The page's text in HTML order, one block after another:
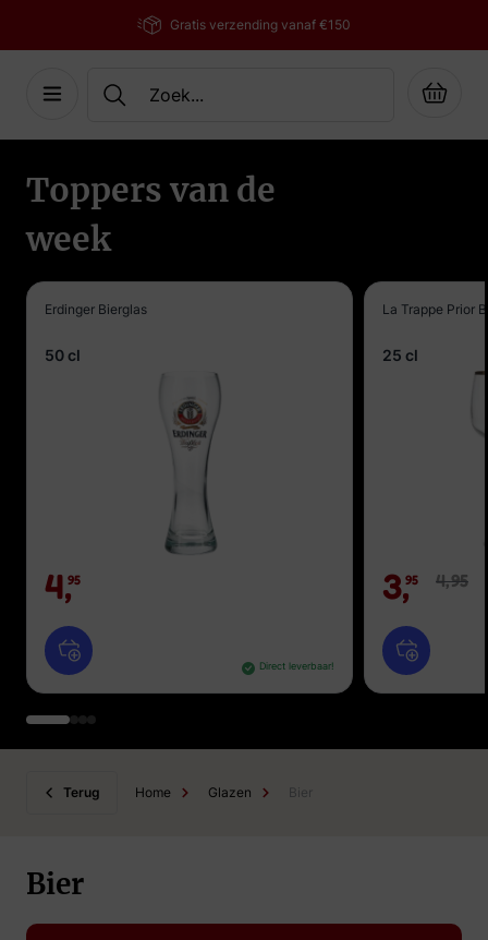
Cart
Toppers van de
week
Erdinger Bierglas
50 cl
4,95
Direct leverbaar!
La Trappe Prior
25 cl
3,95 4,95
Terug Home Glazen Bier
Bier